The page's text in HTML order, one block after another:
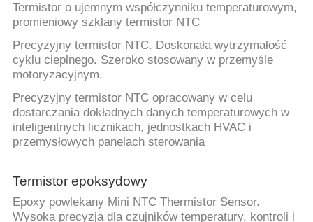
WYCIECZKA
PO
FABRYCE
KONTROLA
JAKOŚCI
SKONTAKTUJ
SIĘ
Termistor o ujemnym współczynniku temperaturowym,
promieniowy szklany termistor NTC
Precyzyjny termistor NTC. Doskonała wytrzymałość
cyklu cieplnego. Szeroko stosowany w przemyśle
motoryzacyjnym.
Precyzyjny termistor NTC opracowany w celu
dostarczania dokładnych danych temperaturowych w
inteligentnych licznikach, jednostkach HVAC i
przemysłowych panelach sterowania
Termistor epoksydowy
Epoxy powlekany Mini NTC Thermistor Sensor.
Wysoka precyzja dla czujników temperatury, kontroli i